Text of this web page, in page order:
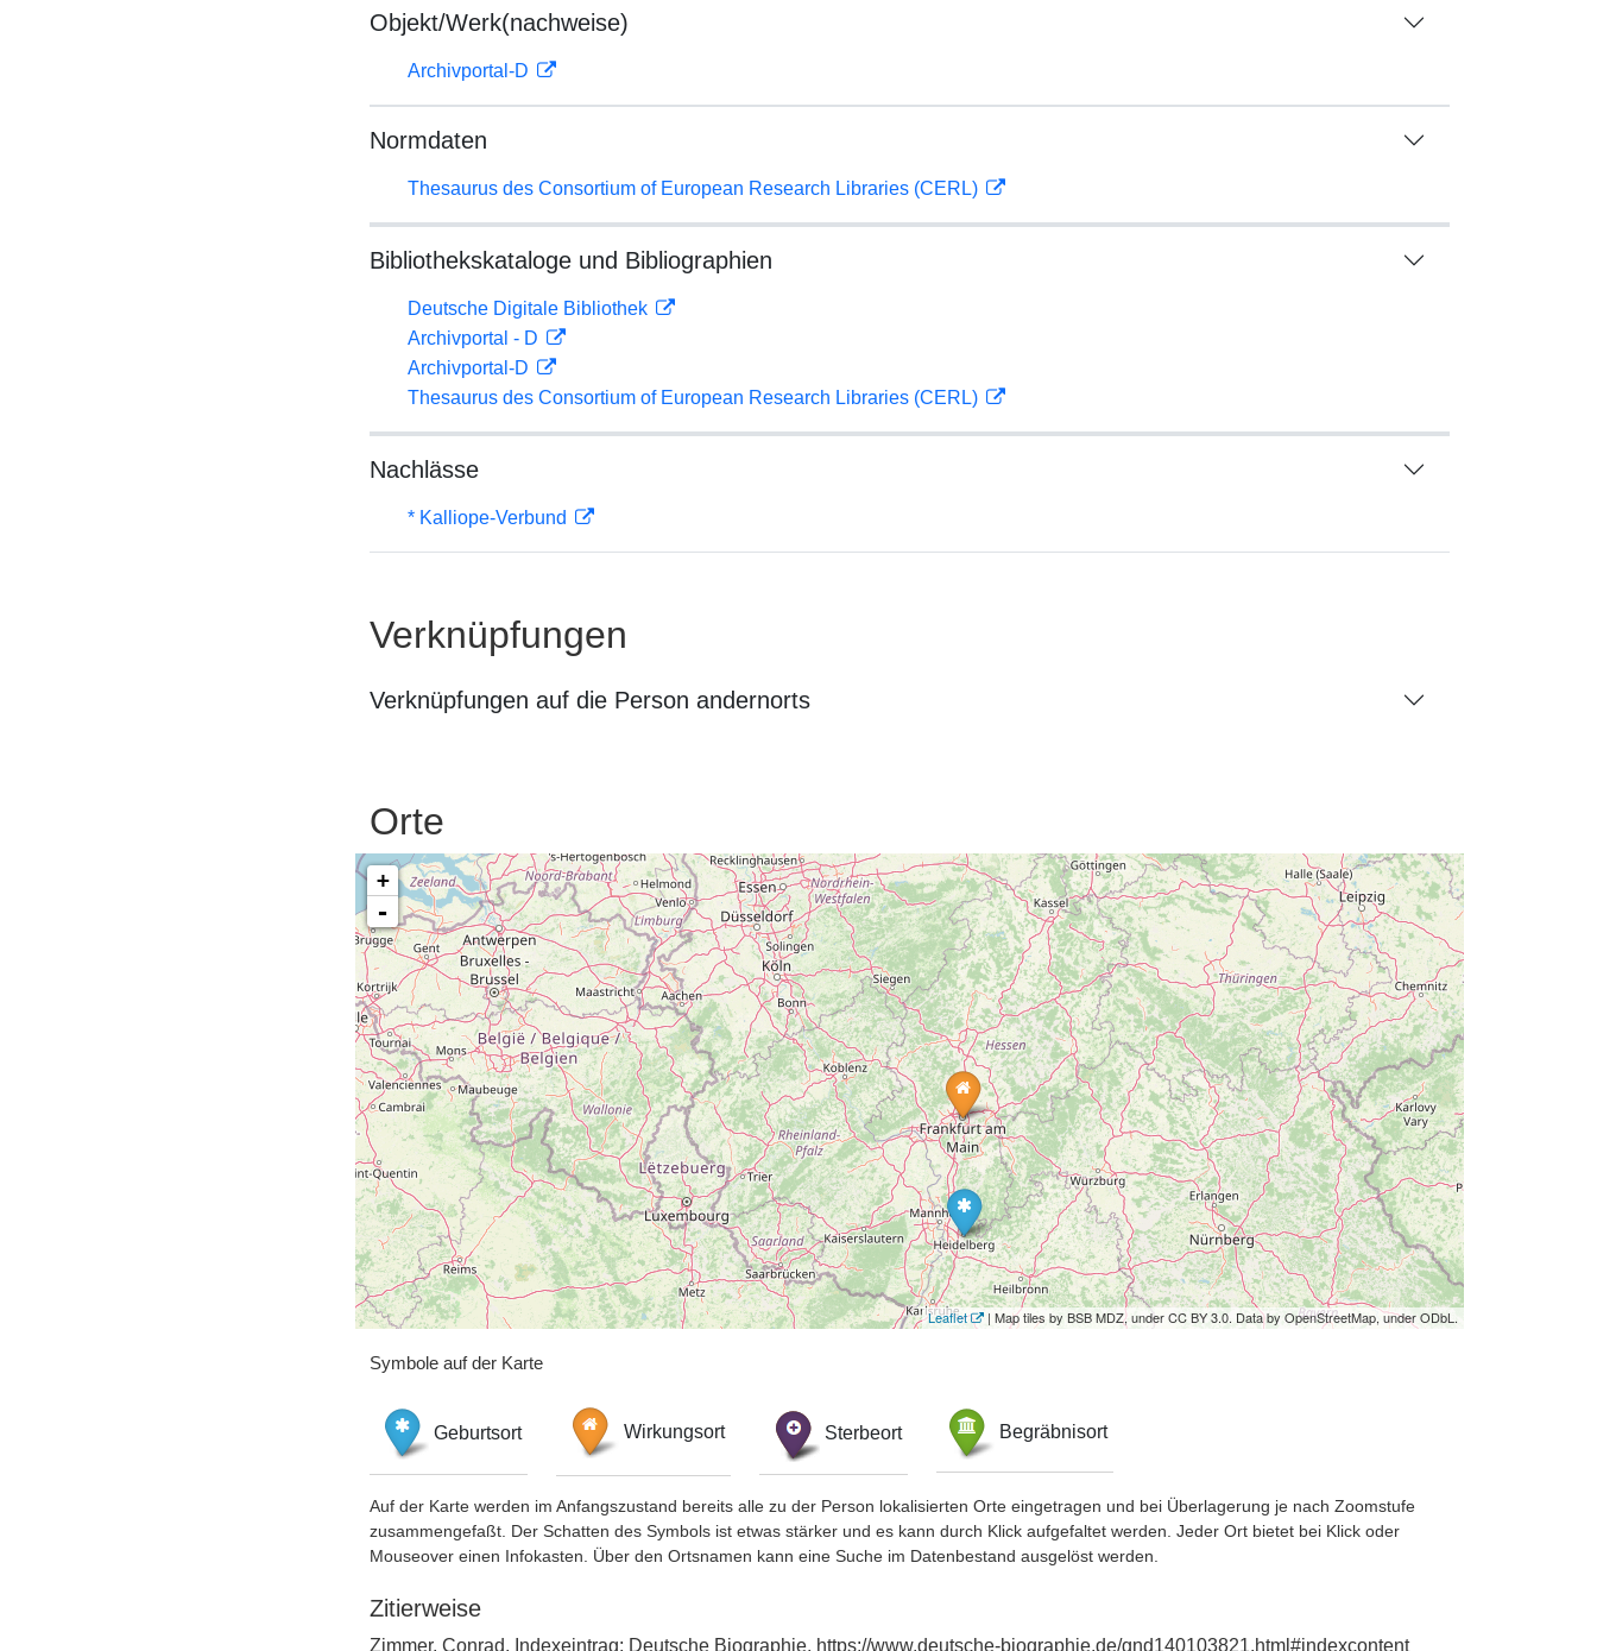
Objekt/Werk(nachweise)
Archivportal-D
Normdaten
Thesaurus des Consortium of European Research Libraries (CERL)
Bibliothekskataloge und Bibliographien
Deutsche Digitale Bibliothek
Archivportal - D
Archivportal-D
Thesaurus des Consortium of European Research Libraries (CERL)
Nachlässe
* Kalliope-Verbund
Verknüpfungen
Verknüpfungen auf die Person andernorts
Orte
+
-
Leaflet | Map tiles by BSB MDZ, under CC BY 3.0. Data by OpenStreetMap, under ODbL.
Symbole auf der Karte
Geburtsort Wirkungsort Sterbeort Begräbnisort
Auf der Karte werden im Anfangszustand bereits alle zu der Person lokalisierten Orte eingetragen und bei Überlagerung je nach Zoomstufe
zusammengefaßt. Der Schatten des Symbols ist etwas stärker und es kann durch Klick aufgefaltet werden. Jeder Ort bietet bei Klick oder
Mouseover einen Infokasten. Über den Ortsnamen kann eine Suche im Datenbestand ausgelöst werden.
Zitierweise
Zimmer, Conrad, Indexeintrag: Deutsche Biographie, https://www.deutsche-biographie.de/gnd140103821.html#indexcontent